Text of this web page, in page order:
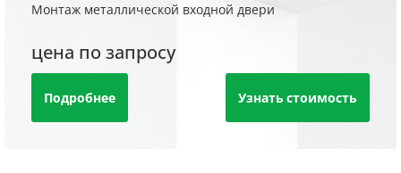
Монтаж металлической входной двери
цена по запросу
Подробнее Узнать стоимость